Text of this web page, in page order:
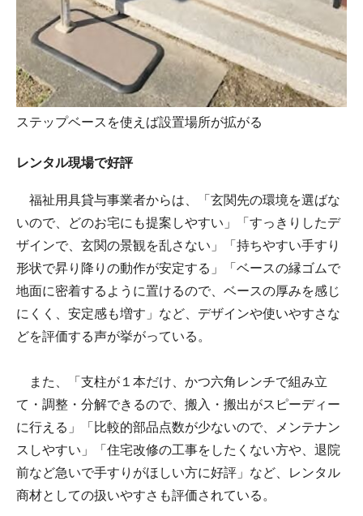
ステップベースを使えば設置場所が拡がる
レンタル現場で好評
福祉用具貸与事業者からは、「玄関先の環境を選ばな
いので、どのお宅にも提案しやすい」「すっきりしたデ
ザインで、玄関の景観を乱さない」「持ちやすい手すり
形状で昇り降りの動作が安定する」「ベースの縁ゴムで
地面に密着するように置けるので、ベースの厚みを感じ
にくく、安定感も増す」など、デザインや使いやすさな
どを評価する声が挙がっている。
また、「支柱が１本だけ、かつ六角レンチで組み立
て・調整・分解できるので、搬入・搬出がスピーディー
に行える」「比較的部品点数が少ないので、メンテナン
スしやすい」「住宅改修の工事をしたくない方や、退院
前など急いで手すりがほしい方に好評」など、レンタル
商材としての扱いやすさも評価されている。